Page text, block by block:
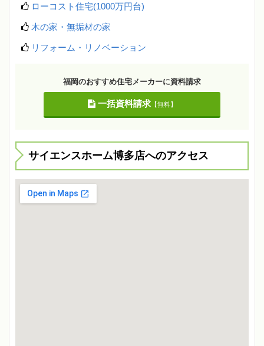
ローコスト住宅(1000万円台)
木の家・無垢材の家
リフォーム・リノベーション
福岡のおすすめ住宅メーカーに資料請求
一括資料請求【無料】
サイエンスホーム博多店へのアクセス